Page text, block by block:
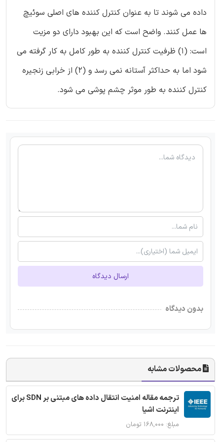
داده می شوند تا به عنوان کنترل کننده های اصلی سوئیچ
ها عمل کنند. واضح است که این بهبود دارای دو مزیت
است: (1) ظرفیت کنترل کننده به طور کامل به کار گرفته می
شود اما به حداکثر آستانه نمی رسد و (2) از خرابی زنجیره
کنترل کننده به طور موثر چشم پوشی می شود.
ارسال دیدگاه
بدون دیدگاه
محصولات مشابه
ترجمه مقاله امنیت انتقال داده های مبتنی بر SDN برای
اینترنت اشیا
مبلغ: ۱۶۸,۰۰۰ تومان